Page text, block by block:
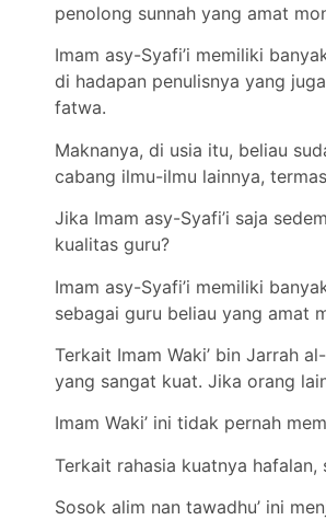
penolong sunnah yang amat
Imam asy-Syafi’i memiliki
di hadapan penulisnya yang
fatwa.
Maknanya, di usia itu, beliau
cabang ilmu-ilmu lainnya,
Jika Imam asy-Syafi’i saja
kualitas guru?
Imam asy-Syafi’i memiliki
sebagai guru beliau yang amat
Terkait Imam Waki’ bin Jarrah
yang sangat kuat. Jika orang
Imam Waki’ ini tidak pernah
Terkait rahasia kuatnya
Sosok alim nan tawadhu’ ini